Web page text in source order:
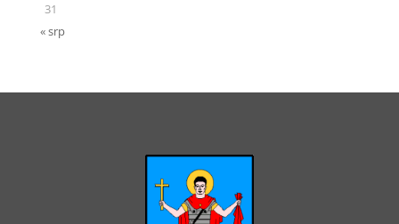
31
« srp